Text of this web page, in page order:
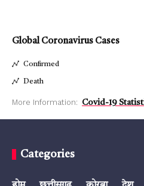
Global Coronavirus Cases
Confirmed
Death
More Information: Covid-19
Categories